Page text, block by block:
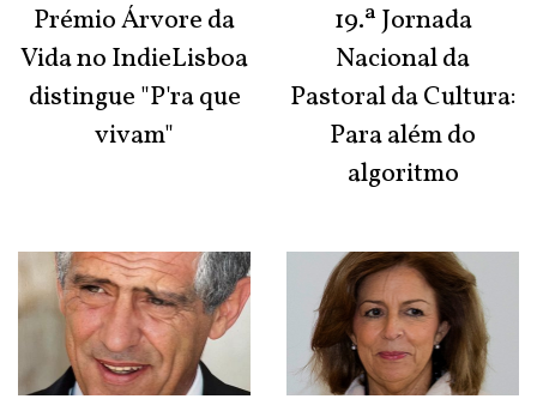
Prémio Árvore da
Vida no IndieLisboa
distingue "P'ra que
vivam"
19.ª Jornada
Nacional da
Pastoral da Cultura:
Para além do
algoritmo